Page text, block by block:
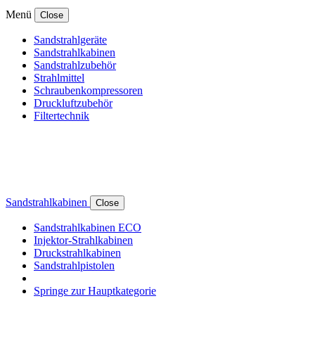
Menü Close
Sandstrahlgeräte
Sandstrahlkabinen
Sandstrahlzubehör
Strahlmittel
Schraubenkompressoren
Druckluftzubehör
Filtertechnik
Sandstrahlkabinen Close
Sandstrahlkabinen ECO
Injektor-Strahlkabinen
Druckstrahlkabinen
Sandstrahlpistolen
Springe zur Hauptkategorie